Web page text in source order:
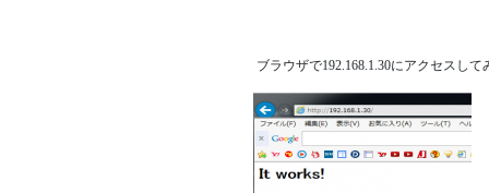
ブラウザで192.168.1.30にアクセスして